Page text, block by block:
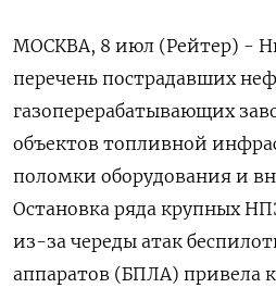
МОСКВА, 8 июл (Рейтер) -
перечень пострадавших
газоперерабатывающих
объектов топливной
поломки оборудования и
Остановка ряда крупных
из-за череды атак
аппаратов (БПЛА) привела